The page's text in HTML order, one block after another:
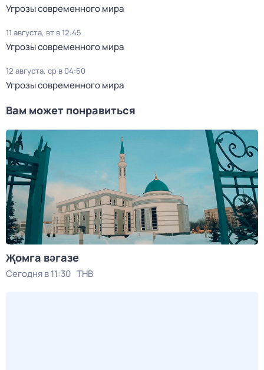
Угрозы современного мира
11 августа, вт в 12:45
Угрозы современного мира
12 августа, ср в 04:50
Угрозы современного мира
Вам может понравиться
Җомга вәгазе
Сегодня в 11:30 ТНВ